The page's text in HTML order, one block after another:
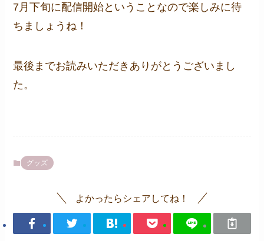
7月下旬に配信開始ということなので楽しみに待
ちましょうね！
最後までお読みいただきありがとうございまし
た。
グッズ
よかったらシェアしてね！